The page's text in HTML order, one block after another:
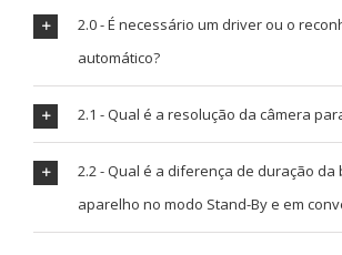
2.0 - É necessário um driver ou o
automático?
2.1 - Qual é a resolução da câmera
2.2 - Qual é a diferença de duração da
aparelho no modo Stand-By e em